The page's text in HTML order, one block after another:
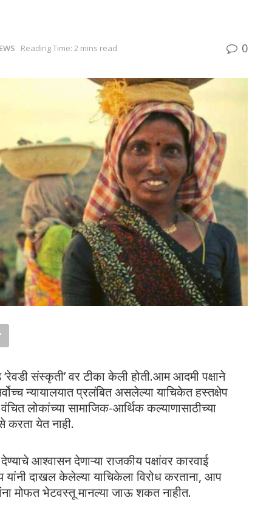
Reading Time: 2 mins read 0
संस्कृती’ वर टीका केली होती.आम आदमी पक्षाने
न्यायालयात प्रलंबित असलेल्या याचिकेत हस्तक्षेप
लोकांच्या सामाजिक-आर्थिक कल्याणासाठीच्या
करता येत नाही.
आश्वासन देणाऱ्या राजकीय पक्षांवर कारवाई
यांनी दाखल केलेल्या याचिकेला विरोध करताना, आप
मोफत भेटवस्तू मानल्या जाऊ शकत नाहीत.